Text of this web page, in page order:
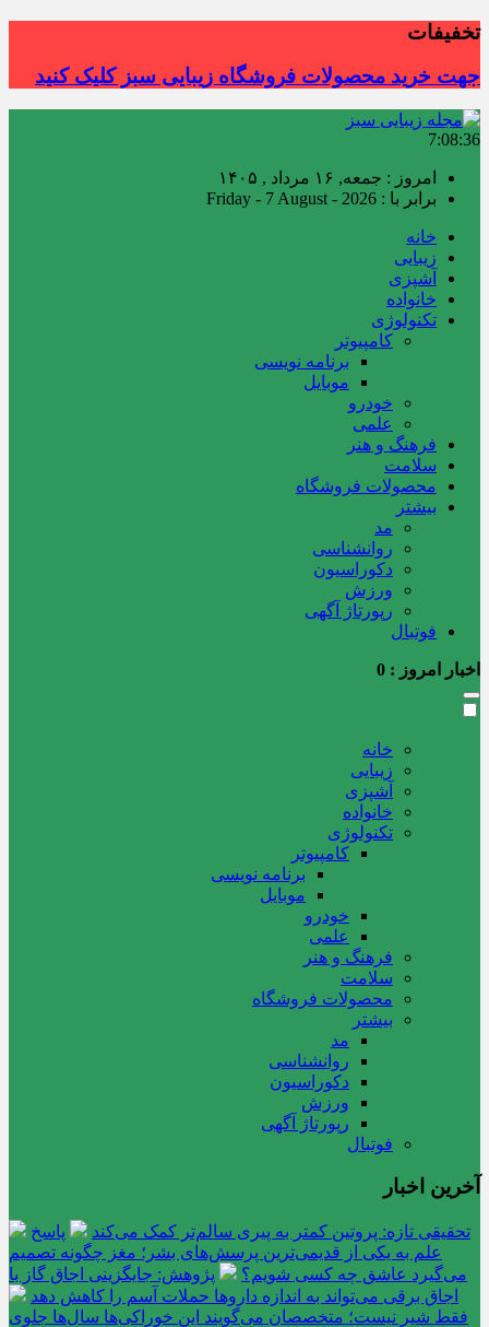
تخفیفات
جهت خرید محصولات فروشگاه زیبایی سبز کلیک کنید
7:08:37
امروز : جمعه, ۱۶ مرداد , ۱۴۰۵
برابر با : Friday - 7 August - 2026
خانه
زیبایی
آشپزی
خانواده
تکنولوژی
کامپیوتر
برنامه نویسی
موبایل
خودرو
علمی
فرهنگ و هنر
سلامت
محصولات فروشگاه
بیشتر
مد
روانشناسی
دکوراسیون
ورزش
رپورتاژ آگهی
فوتبال
اخبار امروز : 0
خانه
زیبایی
آشپزی
خانواده
تکنولوژی
کامپیوتر
برنامه نویسی
موبایل
خودرو
علمی
فرهنگ و هنر
سلامت
محصولات فروشگاه
بیشتر
مد
روانشناسی
دکوراسیون
ورزش
رپورتاژ آگهی
فوتبال
آخرین اخبار
تحقیقی تازه: پروتین کمتر به پیری سالم‌تر کمک می‌کند
پاسخ
علم به یکی از قدیمی‌ترین پرسش‌های بشر؛ مغز چگونه تصمیم
می‌گیرد عاشق چه کسی شویم؟
پژوهش: جایگزینی اجاق گاز با
اجاق برقی می‌تواند به اندازه داروها حملات آسم را کاهش دهد
فقط شیر نیست؛ متخصصان می‌گویند این خوراکی‌ها سال‌ها جلوی